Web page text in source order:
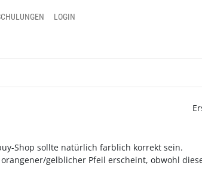
LOGIN
Shop sollte natürlich farblich korrekt sein.
gelblicher Pfeil erscheint, obwohl